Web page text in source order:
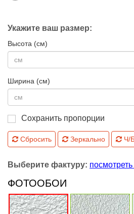
Укажите ваш размер:
Высота (см)
Ширина (см)
Сохранить пропорции
Сбросить Зеркально Ч/
Выберите фактуру:
ФОТООБОИ